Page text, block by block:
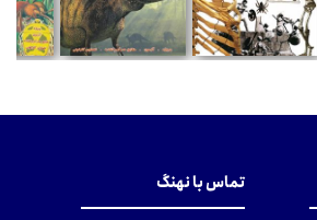
تماس با نهنگ